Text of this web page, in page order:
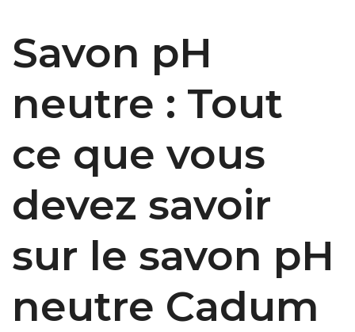
Savon pH
neutre : Tout
ce que vous
devez savoir
sur le savon pH
neutre Cadum